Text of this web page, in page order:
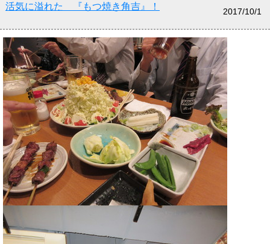
活気に溢れた 『もつ焼き角吉』！ 2017/10/1